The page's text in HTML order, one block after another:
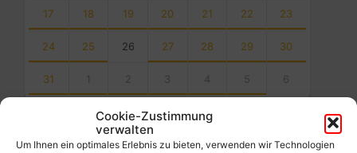
Cookie-Zustimmung
verwalten
Um Ihnen ein optimales Erlebnis zu bieten, verwenden wir Technologien
17 18 19 20 21 22 23
24 25 26 27 28 29 30
31 1 2 3 4 5 6
days